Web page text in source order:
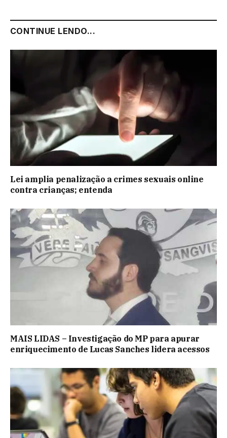
CONTINUE LENDO...
Lei amplia penalização a crimes sexuais online
contra crianças; entenda
MAIS LIDAS – Investigação do MP para apurar
enriquecimento de Lucas Sanches lidera acessos